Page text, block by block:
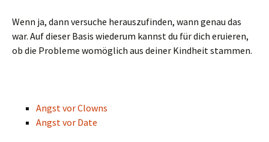
Wenn ja, dann versuche herauszufinden, wann genau das
war. Auf dieser Basis wiederum kannst du für dich eruieren,
ob die Probleme womöglich aus deiner Kindheit stammen.
Angst vor Clowns
Angst vor Date